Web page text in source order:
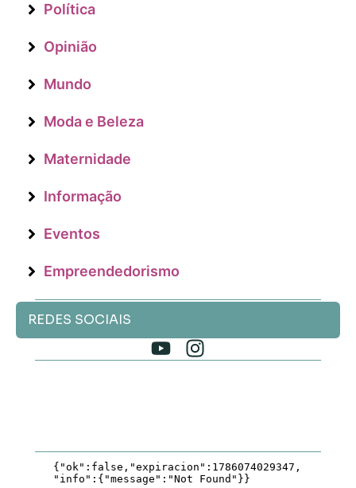
Política
Opinião
Mundo
Moda e Beleza
Maternidade
Informação
Eventos
Empreendedorismo
REDES SOCIAIS